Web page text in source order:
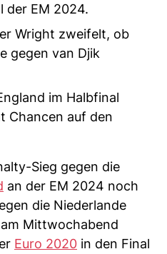
der EM 2024.
Wright zweifelt, ob
gegen van Djik
im Halbfinal
Chancen auf den
Sieg gegen die
an der EM 2024 noch
die Niederlande
Mittwochabend
Euro 2020 in den Final